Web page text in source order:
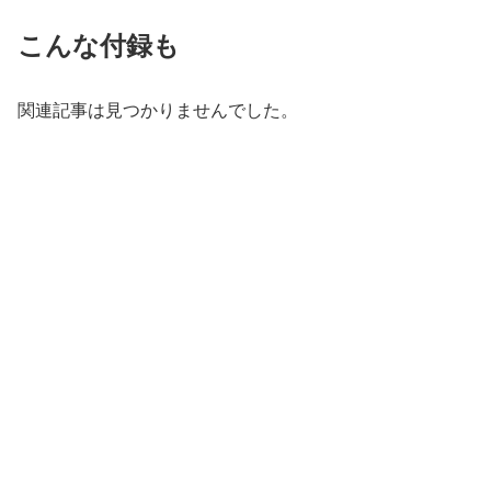
こんな付録も
関連記事は見つかりませんでした。